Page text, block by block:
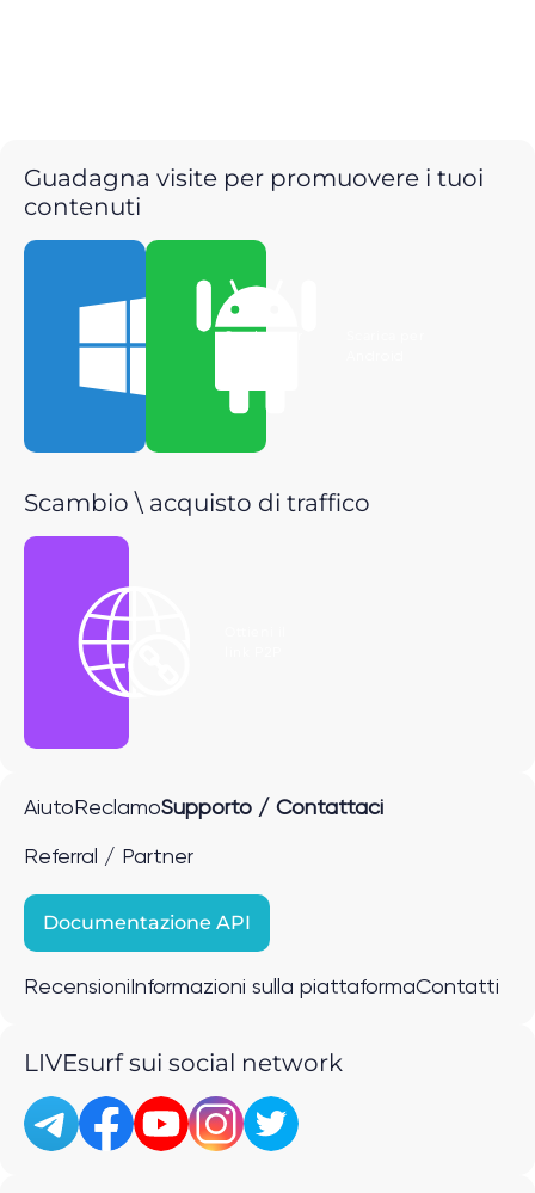
Guadagna visite per promuovere i tuoi
contenuti
Scarica per
Scambio \ acquisto di traffico
Aiuto ReclamoSupporto / Contattaci
Referral / Partner
Documentazione API
Recensioni Informazioni sulla piattaformaContatti
LIVEsurf sui social network